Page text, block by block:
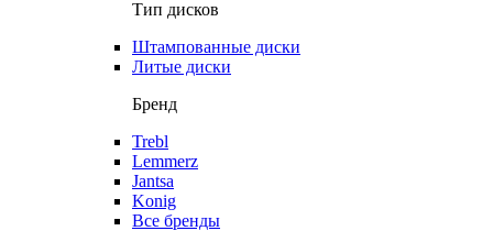
Тип дисков
Штампованные диски
Литые диски
Бренд
Trebl
Lemmerz
Jantsa
Konig
Все бренды